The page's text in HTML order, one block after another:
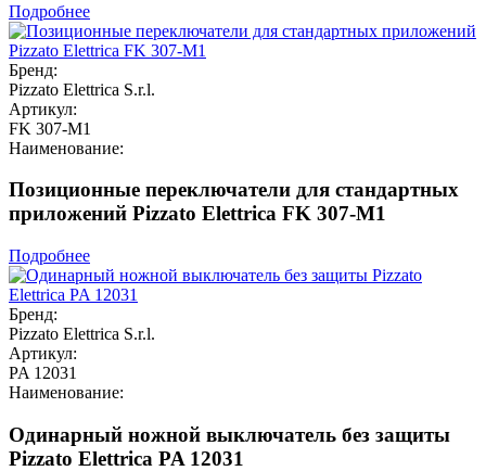
Подробнее
Бренд:
Pizzato Elettrica S.r.l.
Артикул:
FK 307-M1
Наименование:
Позиционные переключатели для стандартных
приложений Pizzato Elettrica FK 307-M1
Подробнее
Бренд:
Pizzato Elettrica S.r.l.
Артикул:
PA 12031
Наименование:
Одинарный ножной выключатель без защиты
Pizzato Elettrica PA 12031